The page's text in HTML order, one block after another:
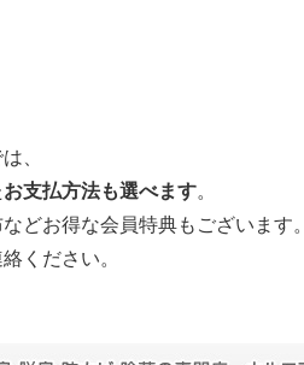
、
お支払方法も選べます。
どお得な会員特典もございます。
ください。